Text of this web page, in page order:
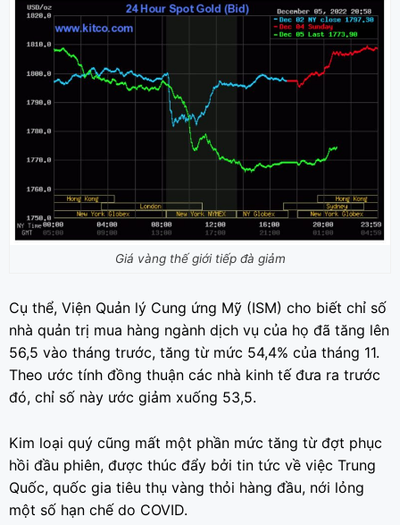
Giá vàng thế giới tiếp đà giảm
Cụ thể, Viện Quản lý Cung ứng Mỹ (ISM) cho biết chỉ số
nhà quản trị mua hàng ngành dịch vụ của họ đã tăng lên
56,5 vào tháng trước, tăng từ mức 54,4% của tháng 11.
Theo ước tính đồng thuận các nhà kinh tế đưa ra trước
đó, chỉ số này ước giảm xuống 53,5.
Kim loại quý cũng mất một phần mức tăng từ đợt phục
hồi đầu phiên, được thúc đẩy bởi tin tức về việc Trung
Quốc, quốc gia tiêu thụ vàng thỏi hàng đầu, nới lỏng
một số hạn chế do COVID.